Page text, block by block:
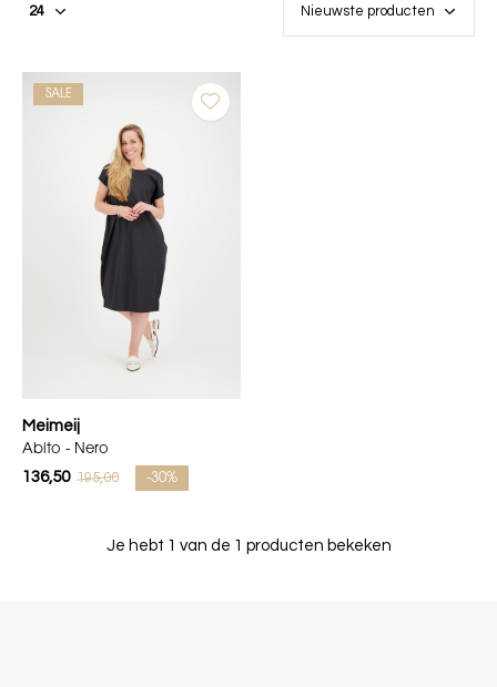
SALE
Meimeij
Abito - Nero
136,50 195,00 -30%
Je hebt 1 van de 1 producten bekeken